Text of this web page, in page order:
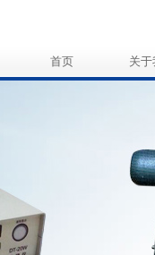
首页 关于